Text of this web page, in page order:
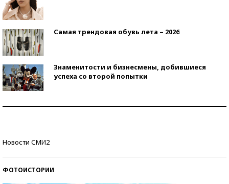
Самая трендовая обувь лета – 2026
Знаменитости и бизнесмены, добившиеся
успеха со второй попытки
Новости СМИ2
ФОТОИСТОРИИ